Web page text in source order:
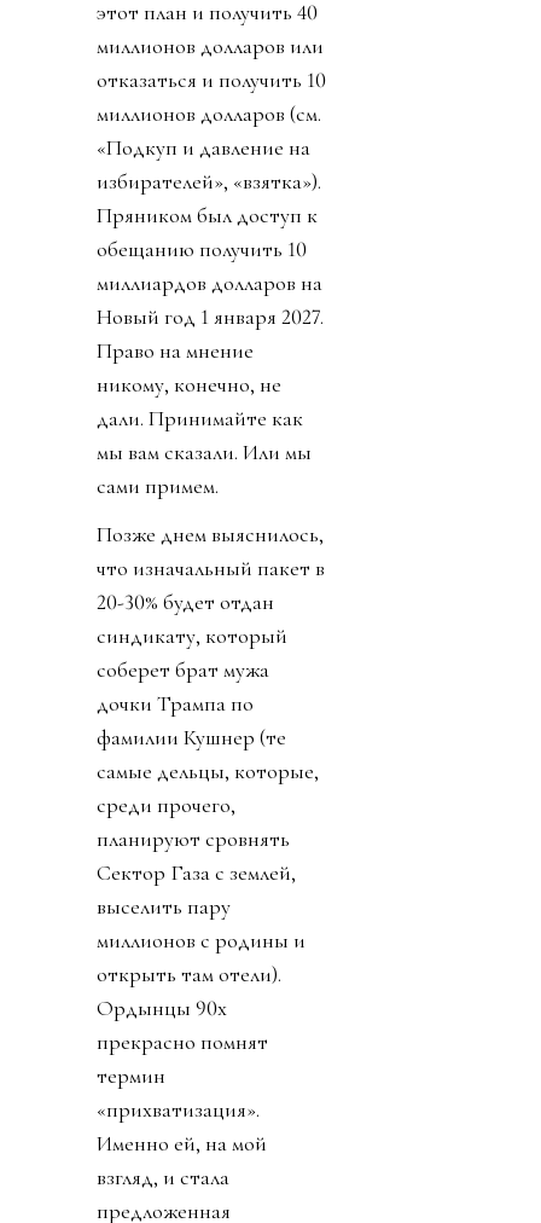
этот план и получить 40
миллионов долларов или
отказаться и получить 10
миллионов долларов (см.
«Подкуп и давление на
избирателей», «взятка»).
Пряником был доступ к
обещанию получить 10
миллиардов долларов на
Новый год 1 января 2027.
Право на мнение
никому, конечно, не
дали. Принимайте как
мы вам сказали. Или мы
сами примем.
Позже днем выяснилось,
что изначальный пакет в
20-30% будет отдан
синдикату, который
соберет брат мужа
дочки Трампа по
фамилии Кушнер (те
самые дельцы, которые,
среди прочего,
планируют сровнять
Сектор Газа с землей,
выселить пару
миллионов с родины и
открыть там отели).
Ордынцы 90х
прекрасно помнят
термин
«прихватизация».
Именно ей, на мой
взгляд, и стала
предложенная